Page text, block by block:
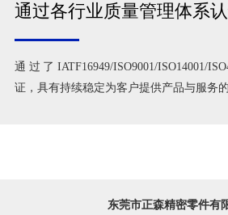
通过各行业质量管理体系
通过了IATF16949/ISO9001/ISO14001/
证，具有持续稳定为客户提供产品与服务的
东莞市正森精密零件有